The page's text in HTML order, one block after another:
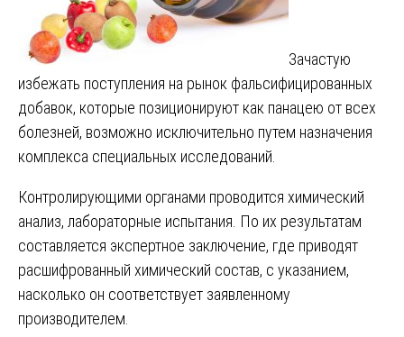
Зачастую
избежать поступления на рынок фальсифицированных
добавок, которые позиционируют как панацею от всех
болезней, возможно исключительно путем назначения
комплекса специальных исследований.
Контролирующими органами проводится химический
анализ, лабораторные испытания. По их результатам
составляется экспертное заключение, где приводят
расшифрованный химический состав, с указанием,
насколько он соответствует заявленному
производителем.